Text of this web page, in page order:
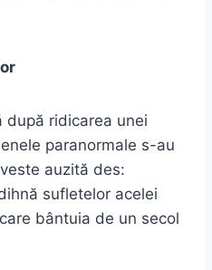
după ridicarea unei
paranormale s-au
auzită des:
sufletelor acelei
bântuia de un secol